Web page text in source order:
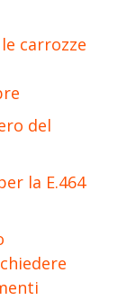
carrozze
del
la E.464